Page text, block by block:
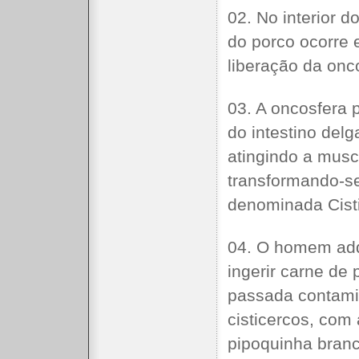
02. No interior
do porco ocorre
liberação da
03. A oncosfera
do intestino
atingindo a
transformando-
denominada
04. O homem
ingerir carne de
passada
cisticercos, com
pipoquinha